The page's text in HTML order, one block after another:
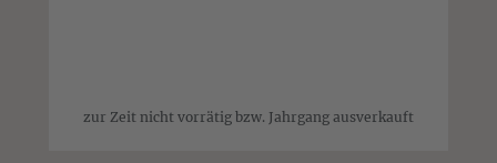
zur Zeit nicht vorrätig bzw. Jahrgang ausverkauft